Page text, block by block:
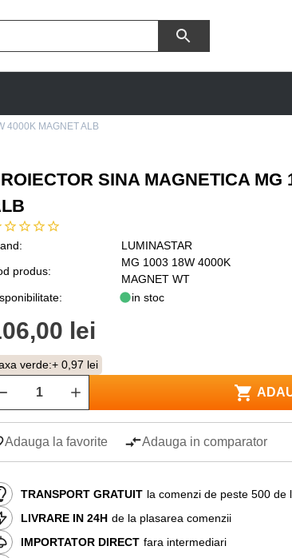
4000K MAGNET ALB
SINA MAGNETICA MG
LUMINASTAR
produs:
MG 1003 18W 4000K
MAGNET WT
in stoc
lei
verde:+ 0,97 lei
Adauga la favorite Adauga in comparator
TRANSPORT GRATUIT la comenzi de peste 500 de
LIVRARE IN 24H de la plasarea comenzii
IMPORTATOR DIRECT fara intermediari